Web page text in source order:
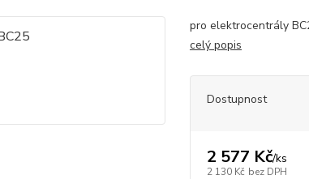
pro elektrocentrály
celý popis
Dostupnost
2 577 Kč/ks
2 130 Kč bez DPH